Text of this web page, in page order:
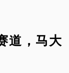
道，马大